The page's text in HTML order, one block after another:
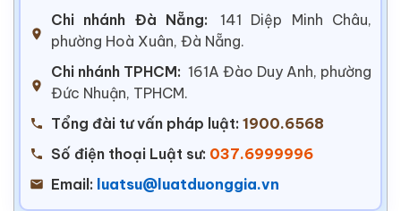
Chi nhánh Đà Nẵng:
141 Diệp Minh Châu,
phường Hoà Xuân, Đà Nẵng.
Chi nhánh TPHCM: 161A Đào Duy Anh, phường
Đức Nhuận, TPHCM.
Tổng đài tư vấn pháp luật: 1900.6568
Số điện thoại Luật sư: 037.6999996
Email: luatsu@luatduonggia.vn